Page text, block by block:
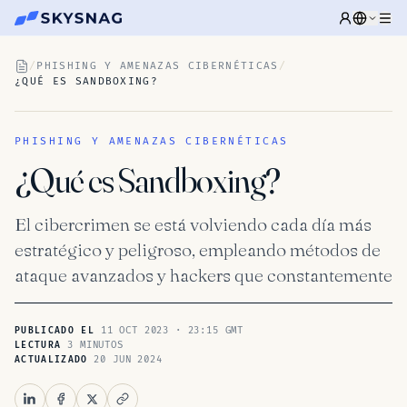
/ PHISHING Y AMENAZAS CIBERNÉTICAS /
¿QUÉ ES SANDBOXING?
PHISHING Y AMENAZAS CIBERNÉTICAS
¿Qué es Sandboxing?
El cibercrimen se está volviendo cada día más
estratégico y peligroso, empleando métodos de
ataque avanzados y hackers que constantemente
PUBLICADO EL 11 OCT 2023 · 23:15 GMT
LECTURA 3 MINUTOS
ACTUALIZADO 20 JUN 2024